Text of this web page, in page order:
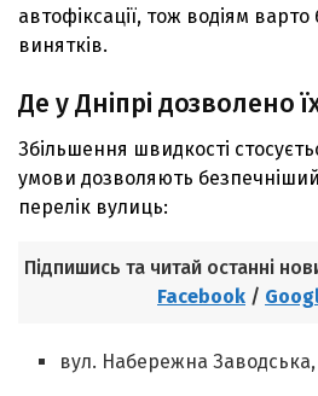
автофіксації, тож водіям
винятків.
Де у Дніпрі дозволено
Збільшення швидкості
умови дозволяють
перелік вулиць:
Підпишись та читай останні
Facebook /
вул. Набережна